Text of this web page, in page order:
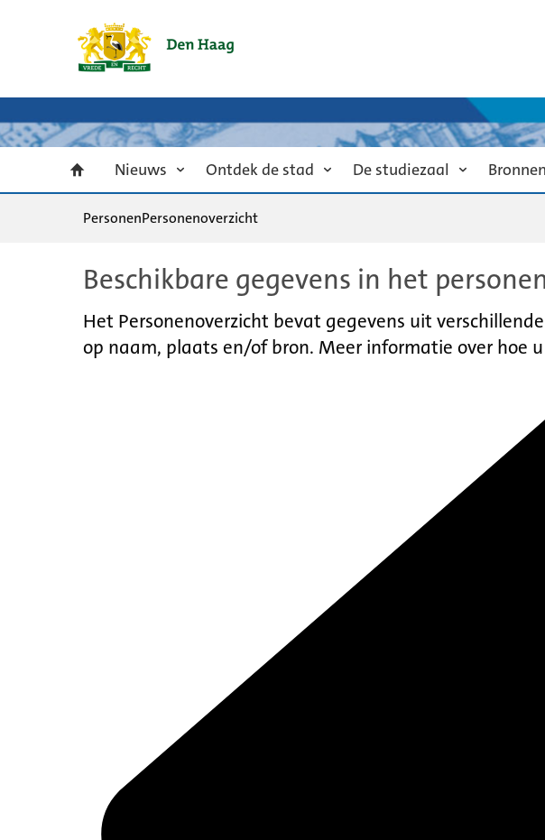
Nieuws Ontdek de stad De studiezaal
PersonenPersonenoverzicht
Beschikbare gegevens in het
Het Personenoverzicht bevat gegevens uit
op naam, plaats en/of bron. Meer informatie over hoe